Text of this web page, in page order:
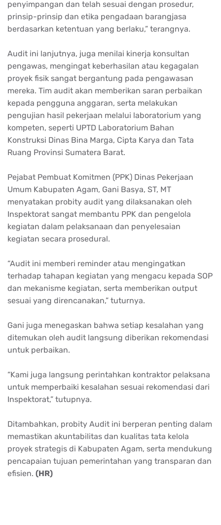
penyimpangan dan telah sesuai dengan prosedur,
prinsip-prinsip dan etika pengadaan barangjasa
berdasarkan ketentuan yang berlaku,” terangnya.
Audit ini lanjutnya, juga menilai kinerja konsultan
pengawas, mengingat keberhasilan atau kegagalan
proyek fisik sangat bergantung pada pengawasan
mereka. Tim audit akan memberikan saran perbaikan
kepada pengguna anggaran, serta melakukan
pengujian hasil pekerjaan melalui laboratorium yang
kompeten, seperti UPTD Laboratorium Bahan
Konstruksi Dinas Bina Marga, Cipta Karya dan Tata
Ruang Provinsi Sumatera Barat.
Pejabat Pembuat Komitmen (PPK) Dinas Pekerjaan
Umum Kabupaten Agam, Gani Basya, ST, MT
menyatakan probity audit yang dilaksanakan oleh
Inspektorat sangat membantu PPK dan pengelola
kegiatan dalam pelaksanaan dan penyelesaian
kegiatan secara prosedural.
“Audit ini memberi reminder atau mengingatkan
terhadap tahapan kegiatan yang mengacu kepada SOP
dan mekanisme kegiatan, serta memberikan output
sesuai yang direncanakan,” tuturnya.
Gani juga menegaskan bahwa setiap kesalahan yang
ditemukan oleh audit langsung diberikan rekomendasi
untuk perbaikan.
“Kami juga langsung perintahkan kontraktor pelaksana
untuk memperbaiki kesalahan sesuai rekomendasi dari
Inspektorat,” tutupnya.
Ditambahkan, probity Audit ini berperan penting dalam
memastikan akuntabilitas dan kualitas tata kelola
proyek strategis di Kabupaten Agam, serta mendukung
pencapaian tujuan pemerintahan yang transparan dan
efisien. (HR)